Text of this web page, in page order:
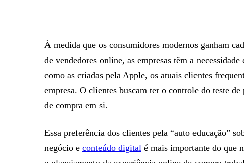
À medida que os consumidores modernos ganham
de vendedores online, as empresas têm a
como as criadas pela Apple, os atuais clientes
empresa. O clientes buscam ter o controle do teste
de compra em si.
Essa preferência dos clientes pela “auto educação”
negócio e conteúdo digital é mais importante do que